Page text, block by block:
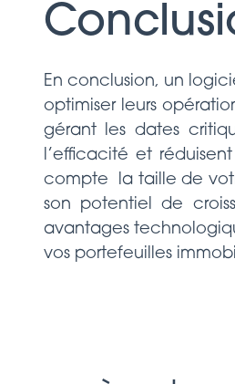
En conclusion, un
optimiser leurs
gérant les dates
l’efficacité et
compte la taille de
son potentiel de
avantages
vos portefeuilles